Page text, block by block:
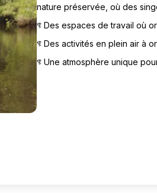
nature préservée, où des
§ Des espaces de travail où
§ Des activités en plein air à
§ Une atmosphère unique